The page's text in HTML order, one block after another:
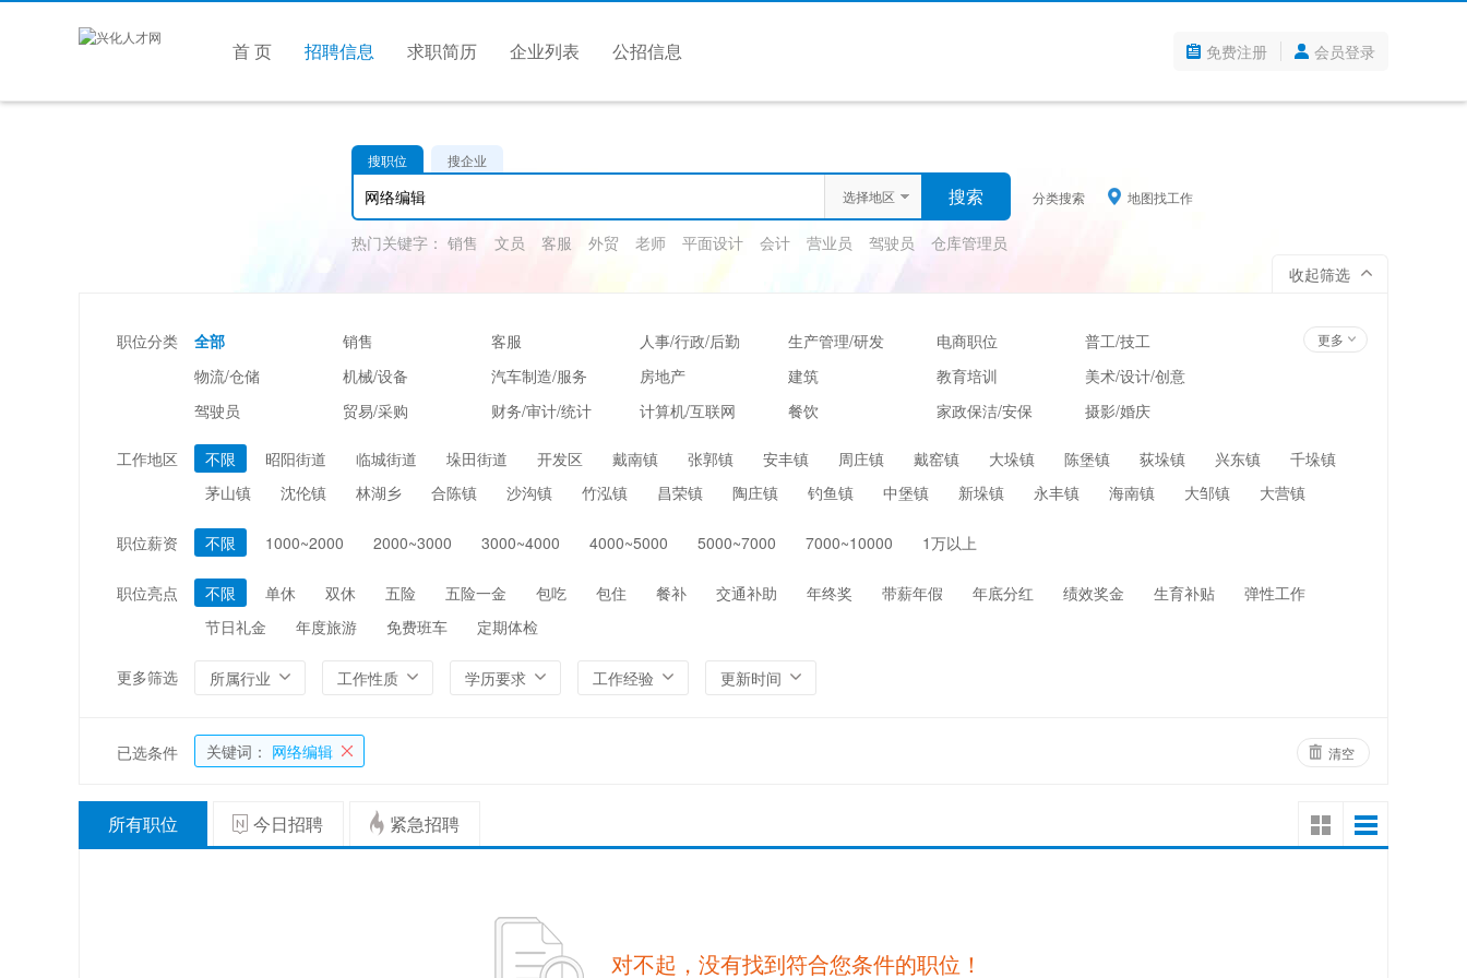
首 页 招聘信息 求职简历 企业列表 公招信息 免费注册 会员登录
搜职位
搜企业
选择地区
分类搜索 地图找工作
热门关键字： 销售 文员 客服 外贸 老师 平面设计 会计 营业员 驾驶员
仓库管理员
收起筛选
职位分类 全部 销售 客服 人事/行政/后勤 生产管理/研发 电商职位
普工/技工
物流/仓储
机械/设备 汽车制造/服务 房地产 建筑 教育培训
美术/设计/创意
驾驶员
贸易/采购 财务/审计/统计 计算机/互联网 餐饮 家政保洁/安保
摄影/婚庆
美容/美发
市场/媒介/公关
广告/会展/咨询 服装/纺织/食品 质控/安防 电子/电气 法律
能源/电力/矿产
环保 农/林/牧/渔业 其他
更多
工作地区 不限 昭阳街道 临城街道 垛田街道 开发区 戴南镇 张郭镇 安丰镇 周庄镇 戴窑镇 大垛镇 陈堡镇 荻垛镇 兴东镇
千垛镇
茅山镇
沈伦镇 林湖乡 合陈镇 沙沟镇 竹泓镇 昌荣镇 陶庄镇 钓鱼镇 中堡镇 新垛镇 永丰镇 海南镇 大邹镇 大营镇
职位薪资 不限 1000~2000 2000~3000 3000~4000 4000~5000 5000~7000 7000~10000 1万以上
职位亮点 不限 单休 双休 五险 五险一金 包吃 包住 餐补 交通补助 年终奖 带薪年假 年底分红 绩效奖金 生育补贴
弹性工作
节日礼金
年度旅游 免费班车 定期体检
更多筛选 所属行业 工作性质 学历要求 工作经验 更新时间
已选条件 关键词： 网络编辑 清空
所有职位 今日招聘 紧急招聘
对不起，没有找到符合您条件的职位！